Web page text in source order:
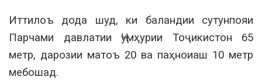
Иттилоъ дода шуд, ки баландии сутунпояи
Парчами давлатии Ҷумҳурии Тоҷикистон 65
метр, дарозии матоъ 20 ва паҳноиаш 10 метр
мебошад.